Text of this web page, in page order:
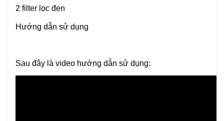
2 filter lọc đen
Hướng dẫn sử dụng
Sau đây là video hướng dẫn sử dụng: